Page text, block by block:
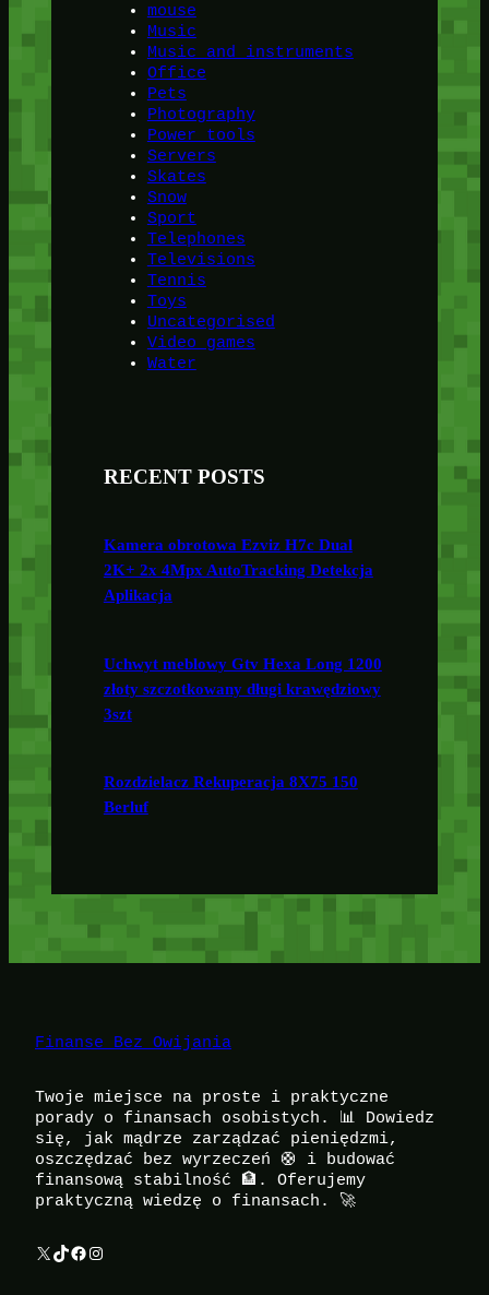
mouse
Music
Music and instruments
Office
Pets
Photography
Power tools
Servers
Skates
Snow
Sport
Telephones
Televisions
Tennis
Toys
Uncategorised
Video games
Water
RECENT POSTS
Kamera obrotowa Ezviz H7c Dual
2K+ 2x 4Mpx AutoTracking Detekcja
Aplikacja
Uchwyt meblowy Gtv Hexa Long 1200
złoty szczotkowany długi krawędziowy
3szt
Rozdzielacz Rekuperacja 8X75 150
Berluf
Finanse Bez Owijania
Twoje miejsce na proste i praktyczne
porady o finansach osobistych. 📊 Dowiedz
się, jak mądrze zarządzać pieniędzmi,
oszczędzać bez wyrzeczeń 🛟 i budować
finansową stabilność 🏦. Oferujemy
praktyczną wiedzę o finansach. 🚀
X TikTok Facebook Instagram